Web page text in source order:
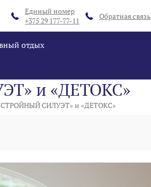
Единый номер
+375 29 177-77-11
Обратная связь
отдых
и «ДЕТОКС»
СИЛУЭТ» и «ДЕТОКС»